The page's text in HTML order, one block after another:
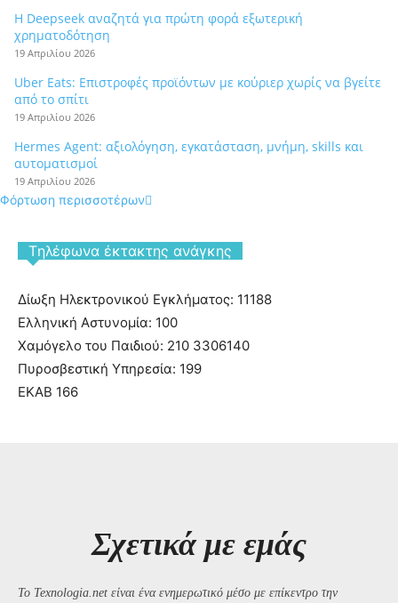
Η Deepseek αναζητά για πρώτη φορά εξωτερική
χρηματοδότηση
19 Απριλίου 2026
Uber Eats: Επιστροφές προϊόντων με κούριερ χωρίς να βγείτε
από το σπίτι
19 Απριλίου 2026
Hermes Agent: αξιολόγηση, εγκατάσταση, μνήμη, skills και
αυτοματισμοί
19 Απριλίου 2026
Φόρτωση περισσοτέρων
Tηλέφωνα έκτακτης ανάγκης
Δίωξη Ηλεκτρονικού Εγκλήματος: 11188
Ελληνική Αστυνομία: 100
Χαμόγελο του Παιδιού: 210 3306140
Πυροσβεστική Υπηρεσία: 199
ΕΚΑΒ 166
Σχετικά με εμάς
Το Texnologia.net είναι ένα ενημερωτικό μέσο με επίκεντρο την